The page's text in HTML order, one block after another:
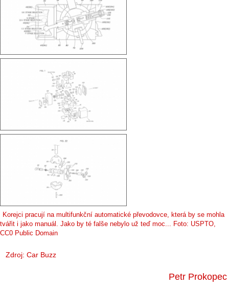
Korejci pracují na multifunkční automatické převodovce, která by se mohla
tvářit i jako manuál. Jako by té falše nebylo už teď moc... Foto: USPTO,
CC0 Public Domain
Zdroj: Car Buzz
Petr Prokopec